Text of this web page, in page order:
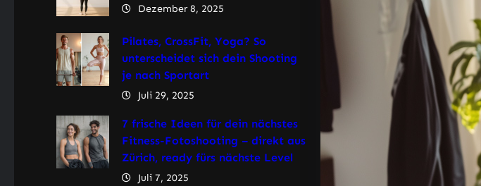
Dezember 8, 2025
Pilates, CrossFit, Yoga? So
unterscheidet sich dein Shooting
je nach Sportart
Juli 29, 2025
7 frische Ideen für dein nächstes
Fitness-Fotoshooting – direkt aus
Zürich, ready fürs nächste Level
Juli 7, 2025